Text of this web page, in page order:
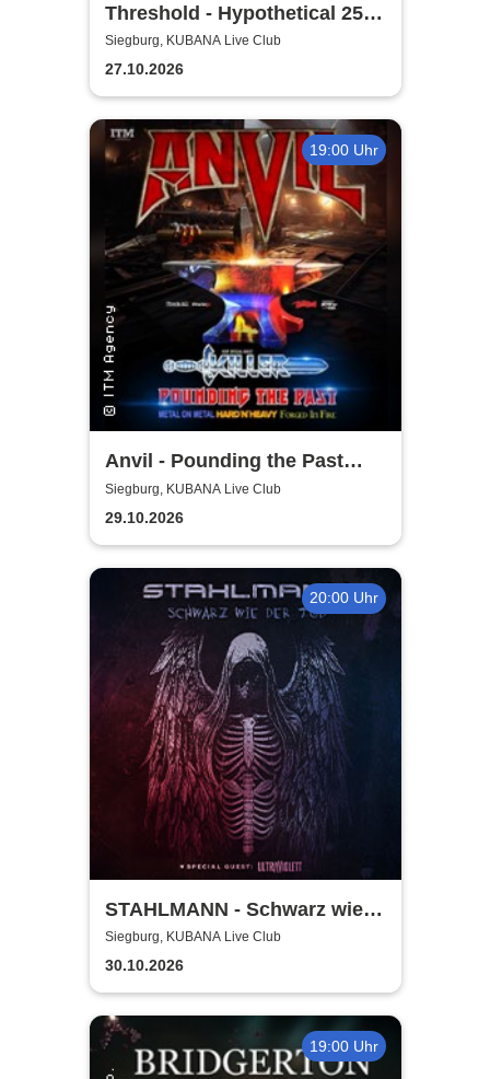
Threshold - Hypothetical 25th
Anniversary Tour
Siegburg, KUBANA Live Club
27.10.2026
19:00 Uhr
Anvil - Pounding the Past
Tour
Siegburg, KUBANA Live Club
29.10.2026
20:00 Uhr
STAHLMANN - Schwarz wie
der Tod Tour 2026
Siegburg, KUBANA Live Club
30.10.2026
19:00 Uhr